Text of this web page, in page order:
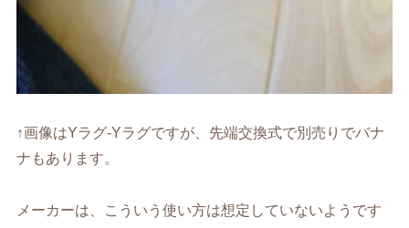
↑画像はYラグ-Yラグですが、先端交換式で別売りでバナ
ナもあります。
メーカーは、こういう使い方は想定していないようです